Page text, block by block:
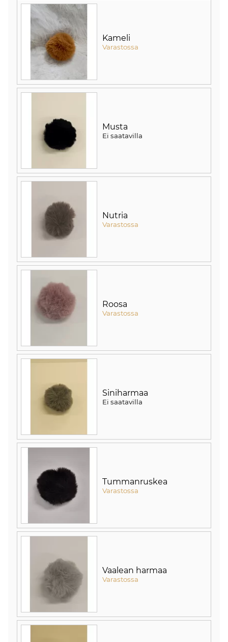
Kameli
Varastossa
Musta
Ei saatavilla
Nutria
Varastossa
Roosa
Varastossa
Siniharmaa
Ei saatavilla
Tummanruskea
Varastossa
Vaalean harmaa
Varastossa